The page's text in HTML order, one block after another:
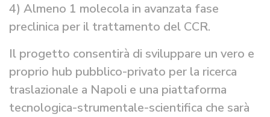
4) Almeno 1 molecola in avanzata fase
preclinica per il trattamento del CCR.
Il progetto consentirà di sviluppare un vero e
proprio hub pubblico-privato per la ricerca
traslazionale a Napoli e una piattaforma
tecnologica-strumentale-scientifica che sarà